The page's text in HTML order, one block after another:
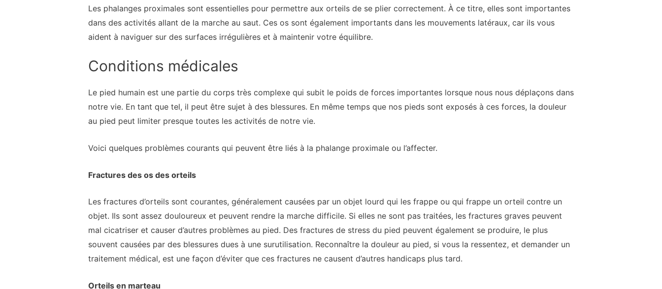
Les phalanges proximales sont essentielles pour permettre aux orteils de se plier correctement. À ce titre, elles sont importantes
dans des activités allant de la marche au saut. Ces os sont également importants dans les mouvements latéraux, car ils vous
aident à naviguer sur des surfaces irrégulières et à maintenir votre équilibre.
Conditions médicales
Le pied humain est une partie du corps très complexe qui subit le poids de forces importantes lorsque nous nous déplaçons dans
notre vie. En tant que tel, il peut être sujet à des blessures. En même temps que nos pieds sont exposés à ces forces, la douleur
au pied peut limiter presque toutes les activités de notre vie.
Voici quelques problèmes courants qui peuvent être liés à la phalange proximale ou l’affecter.
Fractures des os des orteils
Les fractures d’orteils sont courantes, généralement causées par un objet lourd qui les frappe ou qui frappe un orteil contre un
objet. Ils sont assez douloureux et peuvent rendre la marche difficile. Si elles ne sont pas traitées, les fractures graves peuvent
mal cicatriser et causer d’autres problèmes au pied. Des fractures de stress du pied peuvent également se produire, le plus
souvent causées par des blessures dues à une surutilisation. Reconnaître la douleur au pied, si vous la ressentez, et demander un
traitement médical, est une façon d’éviter que ces fractures ne causent d’autres handicaps plus tard.
Orteils en marteau